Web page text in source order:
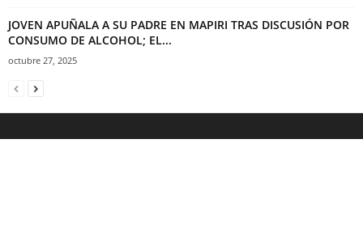
JOVEN APUÑALA A SU PADRE EN MAPIRI TRAS DISCUSIÓN POR
CONSUMO DE ALCOHOL; EL...
octubre 27, 2025